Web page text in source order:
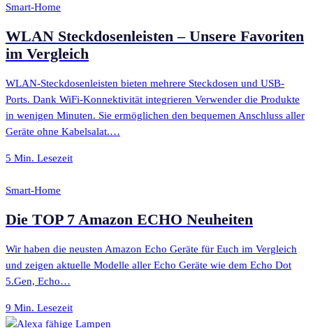
Smart-Home
WLAN Steckdosenleisten – Unsere Favoriten
im Vergleich
WLAN-Steckdosenleisten bieten mehrere Steckdosen und USB-
Ports. Dank WiFi-Konnektivität integrieren Verwender die Produkte
in wenigen Minuten. Sie ermöglichen den bequemen Anschluss aller
Geräte ohne Kabelsalat.…
5 Min. Lesezeit
Smart-Home
Die TOP 7 Amazon ECHO Neuheiten
Wir haben die neusten Amazon Echo Geräte für Euch im Vergleich
und zeigen aktuelle Modelle aller Echo Geräte wie dem Echo Dot
5.Gen, Echo…
9 Min. Lesezeit